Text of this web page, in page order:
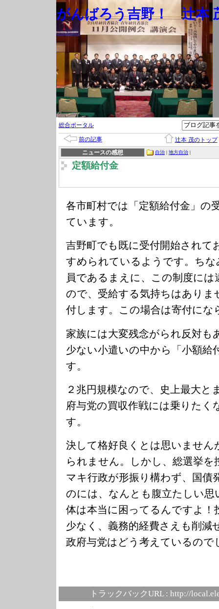
がんばろう吉野！ 辻本
総合ポータル
前の記事
辻本 茂のトップ
ニュースの感想
自治 | 地方自治 |
定額給付金
各市町村では「定額給付金」の
ています。
吉野町でも既に受付開始されて
すめられているようです。ち
員であるまえに、この制度に
ので、受給する気持ちはありま
付します。この場合は寄付にな
家族には大変残念がられ反対も
少ない小遣いの中から「小額給
す。
２兆円規模なので、史上最大と
府与党の買収作戦には乗りたく
す。
決して格好良くとは思いません
られません。しかし、総選挙を
マキ行政が形振り構わず、国債
のには、なんとも腹立たしい思
体は本当に困ってるんですよ！
少なく、義務的経費さえも削減
政府与党はどう考えているので
トラックバックURL : http://